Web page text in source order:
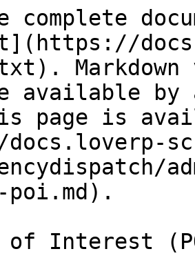
complete
Markdown
available by
page is
of Interest